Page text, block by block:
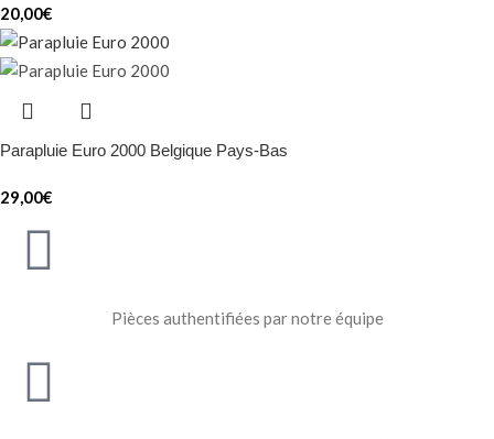
20,00€
Parapluie Euro 2000 Belgique Pays-Bas
29,00€
Pièces authentifiées par notre équipe